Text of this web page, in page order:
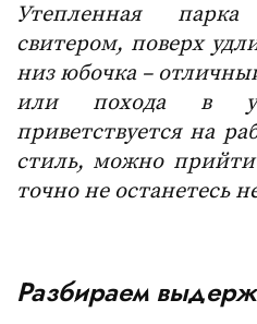
Утепленная
свитером, поверх
низ юбочка –
или похода в
приветствуется на
стиль, можно
точно не останетесь
Разбираем